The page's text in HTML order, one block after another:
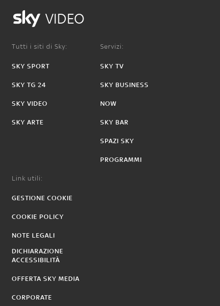
VIDEO
Tutti i siti di Sky:
SKY SPORT
SKY TG 24
SKY VIDEO
SKY ARTE
Servizi:
SKY TV
SKY BUSINESS
NOW
SKY BAR
SPAZI SKY
PROGRAMMI
Link utili:
GESTIONE COOKIE
COOKIE POLICY
NOTE LEGALI
DICHIARAZIONE
ACCESSIBILITÀ
OFFERTA SKY MEDIA
CORPORATE